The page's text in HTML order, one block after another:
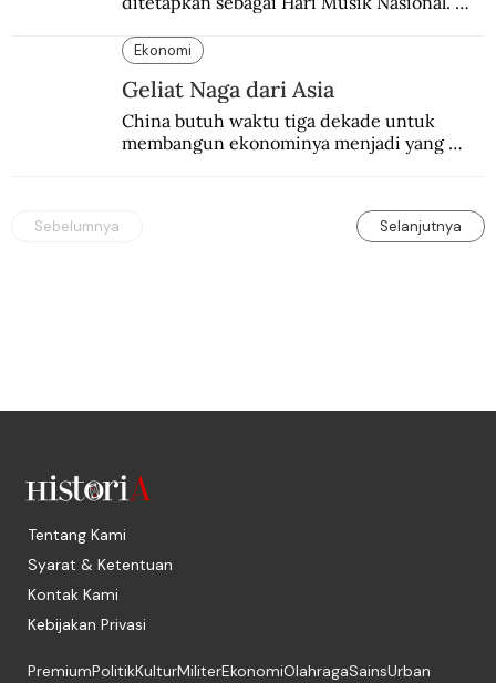
Ekonomi
Geliat Naga dari Asia
China butuh waktu tiga dekade untuk
membangun ekonominya menjadi yang
Sebelumnya Selanjutnya
Tentang Kami
Syarat & Ketentuan
Kontak Kami
Kebijakan Privasi
PremiumPolitikKulturMiliterEkonomiOlahragaSainsUrban